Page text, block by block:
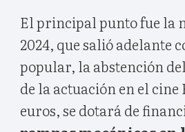
El principal punto fue la
2024, que salió adelante
popular, la abstención
de la actuación en el
euros, se dotará de